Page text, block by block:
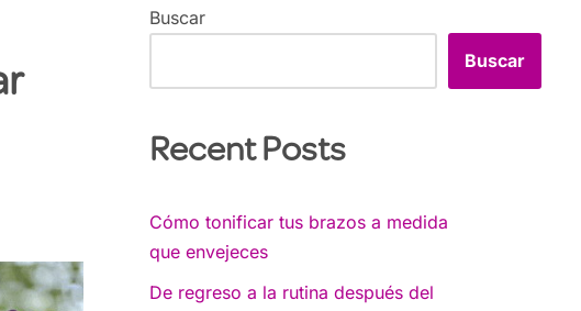
Buscar
Buscar
Recent Posts
Cómo tonificar tus brazos a medida
que envejeces
De regreso a la rutina después del